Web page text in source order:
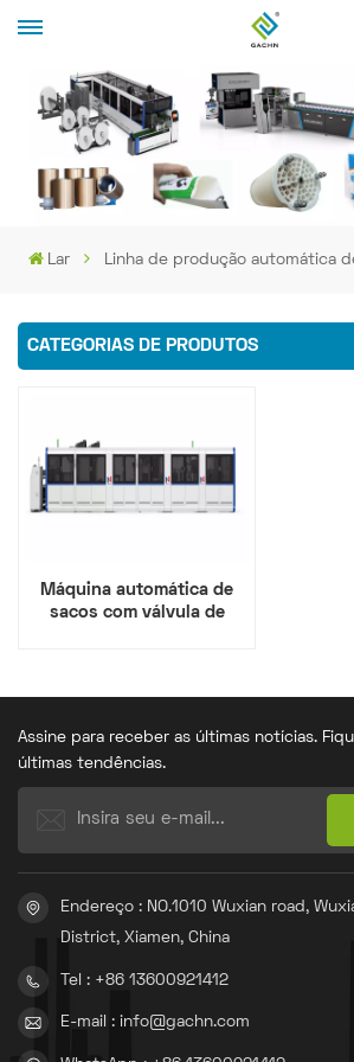
Lar Linha de produção automática
CATEGORIAS DE PRODUTOS
Máquina automática de
sacos com válvula de
Assine para receber as últimas notícias.
últimas tendências.
Endereço : NO.1010 Wuxian road,
District, Xiamen, China
Tel : +86 13600921412
E-mail : info@gachn.com